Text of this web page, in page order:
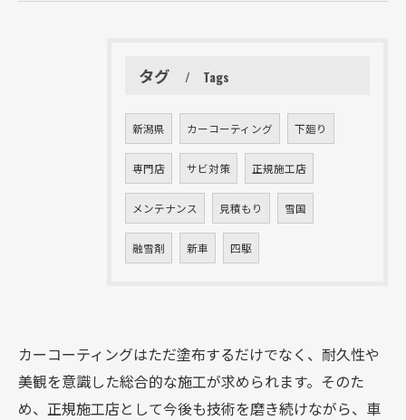
タグ Tags
新潟県 カーコーティング 下廻り
専門店 サビ対策 正規施工店
メンテナンス 見積もり 雪国
融雪剤 新車 四駆
カーコーティングはただ塗布するだけでなく、耐久性や
美観を意識した総合的な施工が求められます。そのた
め、正規施工店として今後も技術を磨き続けながら、車
お問い合わせはこちら